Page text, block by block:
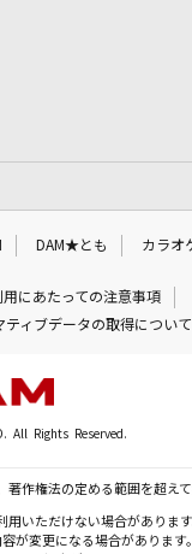
DAM★とも カラオ
にあたっての注意事項
ティブデータの取得について
All Rights Reserved.
作権法の定める範囲を超え
いただけない場合があります
が変更になる場合があります。